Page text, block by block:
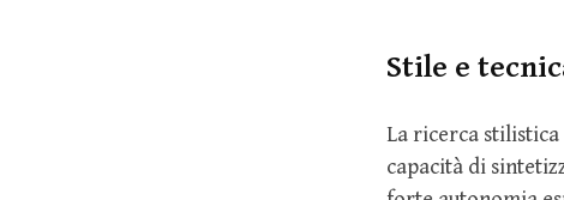
Stile e
La ricerca stilistica
capacità di